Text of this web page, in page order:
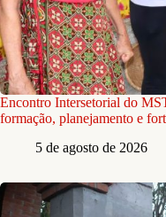
Encontro Intersetorial do
formação, planejamento e
5 de agosto de 2026